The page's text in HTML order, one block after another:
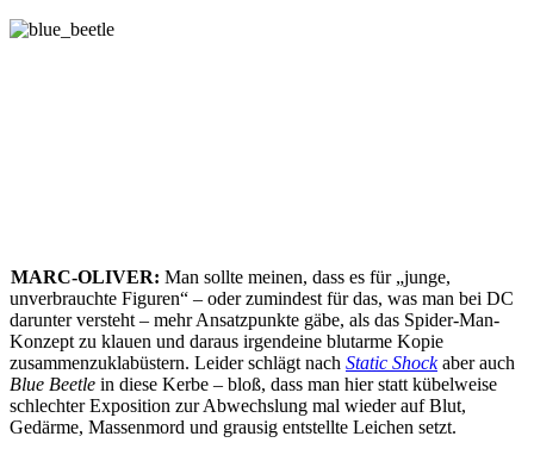
MARC-OLIVER: Man sollte meinen, dass es für „junge,
unverbrauchte Figuren“ – oder zumindest für das, was man bei DC
darunter versteht – mehr Ansatzpunkte gäbe, als das Spider-Man-
Konzept zu klauen und daraus irgendeine blutarme Kopie
zusammenzuklabüstern. Leider schlägt nach Static Shockaber auch
Blue Beetle in diese Kerbe – bloß, dass man hier statt kübelweise
schlechter Exposition zur Abwechslung mal wieder auf Blut,
Gedärme, Massenmord und grausig entstellte Leichen setzt.